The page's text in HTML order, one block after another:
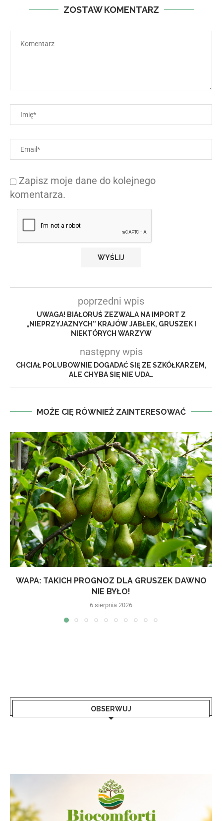
ZOSTAW KOMENTARZ
Zapisz moje dane do kolejnego
komentarza.
poprzedni wpis
UWAGA! BIAŁORUŚ ZEZWALA NA IMPORT Z
„NIEPRZYJAZNYCH” KRAJÓW JABŁEK, GRUSZEK I
NIEKTÓRYCH WARZYW
następny wpis
CHCIAŁ POLUBOWNIE DOGADAĆ SIĘ ZE SZKÓŁKARZEM,
ALE CHYBA SIĘ NIE UDA…
MOŻE CIĘ RÓWNIEŻ ZAINTERESOWAĆ
WAPA: TAKICH PROGNOZ DLA GRUSZEK DAWNO
NIE BYŁO!
6 sierpnia 2026
OBSERWUJ